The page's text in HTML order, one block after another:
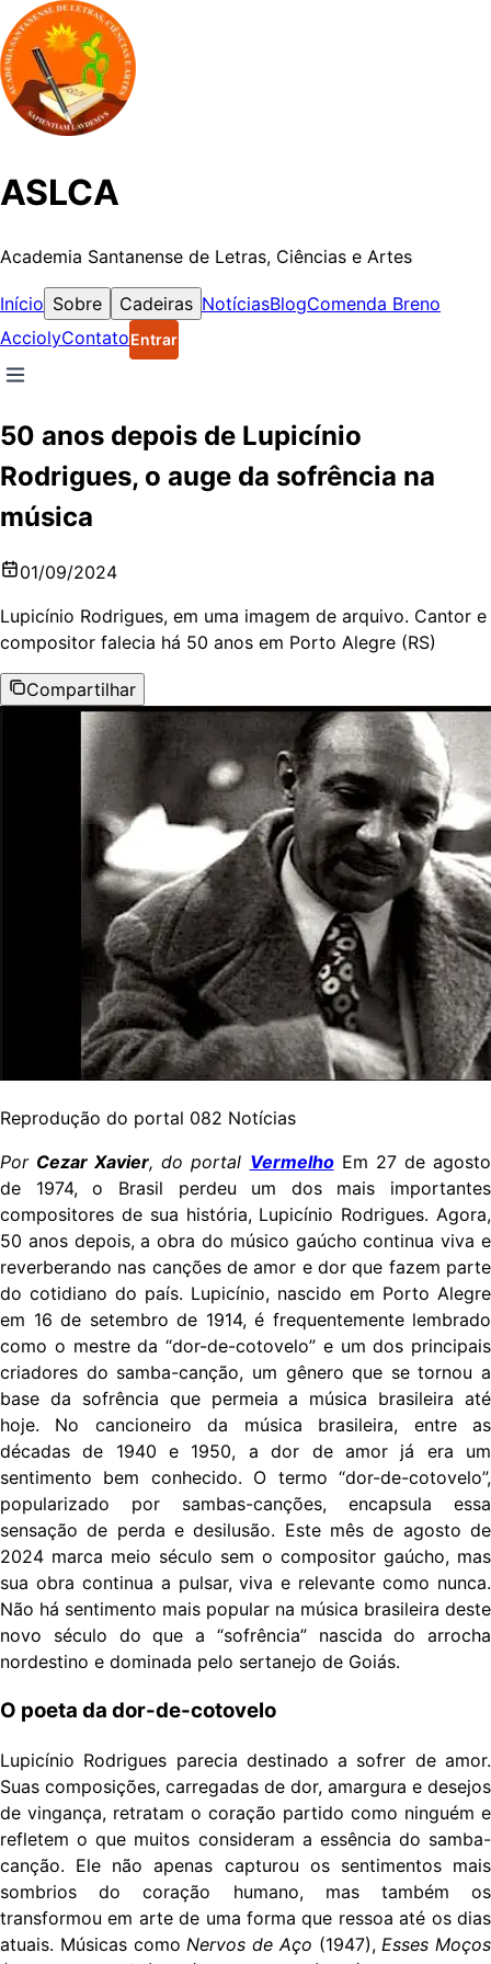
ASLCA
Academia Santanense de Letras, Ciências e Artes
Início Sobre Cadeiras NotíciasBlogComenda Breno
AcciolyContatoEntrar
50 anos depois de Lupicínio
Rodrigues, o auge da sofrência na
música
01/09/2024
Lupicínio Rodrigues, em uma imagem de arquivo. Cantor e
compositor falecia há 50 anos em Porto Alegre (RS)
Compartilhar
Reprodução do portal 082 Notícias
Por Cezar Xavier, do portal VermelhoEm 27 de agosto
de 1974, o Brasil perdeu um dos mais importantes
compositores de sua história, Lupicínio Rodrigues. Agora,
50 anos depois, a obra do músico gaúcho continua viva e
reverberando nas canções de amor e dor que fazem parte
do cotidiano do país. Lupicínio, nascido em Porto Alegre
em 16 de setembro de 1914, é frequentemente lembrado
como o mestre da “dor-de-cotovelo” e um dos principais
criadores do samba-canção, um gênero que se tornou a
base da sofrência que permeia a música brasileira até
hoje. No cancioneiro da música brasileira, entre as
décadas de 1940 e 1950, a dor de amor já era um
sentimento bem conhecido. O termo “dor-de-cotovelo”,
popularizado por sambas-canções, encapsula essa
sensação de perda e desilusão. Este mês de agosto de
2024 marca meio século sem o compositor gaúcho, mas
sua obra continua a pulsar, viva e relevante como nunca.
Não há sentimento mais popular na música brasileira deste
novo século do que a “sofrência” nascida do arrocha
nordestino e dominada pelo sertanejo de Goiás.
O poeta da dor-de-cotovelo
Lupicínio Rodrigues parecia destinado a sofrer de amor.
Suas composições, carregadas de dor, amargura e desejos
de vingança, retratam o coração partido como ninguém e
refletem o que muitos consideram a essência do samba-
canção. Ele não apenas capturou os sentimentos mais
sombrios do coração humano, mas também os
transformou em arte de uma forma que ressoa até os dias
atuais. Músicas comoNervos de Aço (1947),Esses Moços